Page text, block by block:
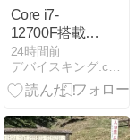
Core i7-
12700F搭載ト
レーディング
PCの購入ガイ
ド
24時間前
デバイスキング.com